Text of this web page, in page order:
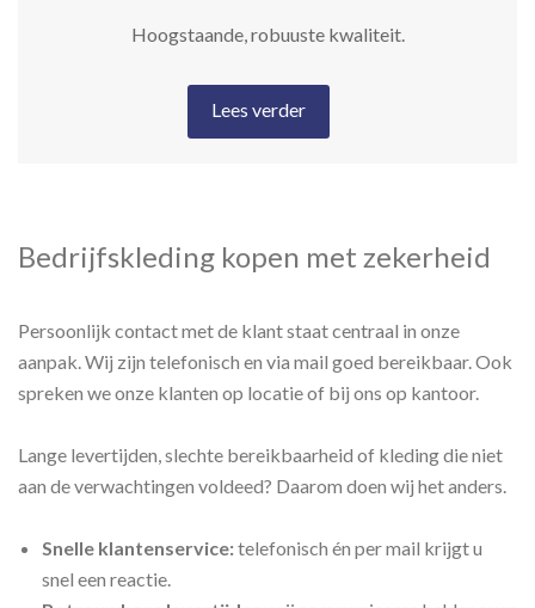
Hoogstaande, robuuste kwaliteit.
Lees verder
Bedrijfskleding kopen met zekerheid
Persoonlijk contact met de klant staat centraal in onze
aanpak. Wij zijn telefonisch en via mail goed bereikbaar. Ook
spreken we onze klanten op locatie of bij ons op kantoor.
Lange levertijden, slechte bereikbaarheid of kleding die niet
aan de verwachtingen voldeed? Daarom doen wij het anders.
Snelle klantenservice:telefonisch én per mail krijgt u
snel een reactie.